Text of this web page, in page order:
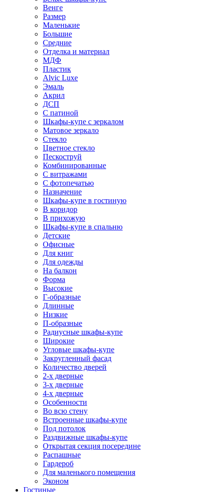
Венге
Размер
Маленькие
Большие
Средние
Отделка и материал
МДФ
Пластик
Alvic Luxe
Эмаль
Акрил
ДСП
С патиной
Шкафы-купе с зеркалом
Матовое зеркало
Стекло
Цветное стекло
Пескоструй
Комбинированные
С витражами
С фотопечатью
Назначение
Шкафы-купе в гостиную
В коридор
В прихожую
Шкафы-купе в спальню
Детские
Офисные
Для книг
Для одежды
На балкон
Форма
Высокие
Г-образные
Длинные
Низкие
П-образные
Радиусные шкафы-купе
Широкие
Угловые шкафы-купе
Закругленный фасад
Количество дверей
2-х дверные
3-х дверные
4-х дверные
Особенности
Во всю стену
Встроенные шкафы-купе
Под потолок
Раздвижные шкафы-купе
Открытая секция посередине
Распашные
Гардероб
Для маленького помещения
Эконом
Гостиные